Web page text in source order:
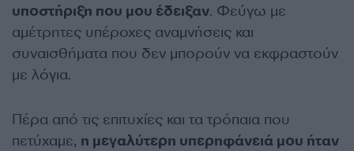
υποστήριξη που μου έδειξαν. Φεύγω με
αμέτρητες υπέροχες αναμνήσεις και
συναισθήματα που δεν μπορούν να εκφραστούν
με λόγια.
Πέρα από τις επιτυχίες και τα τρόπαια που
πετύχαμε, η μεγαλύτερη υπερηφάνειά μου ήταν